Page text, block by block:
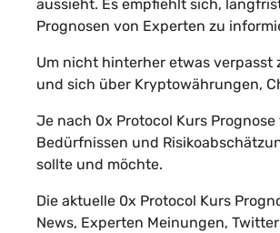
aussieht. Es empfiehlt sich,
Prognosen von Experten zu
Um nicht hinterher etwas verpasst
und sich über Kryptowährungen,
Je nach 0x Protocol Kurs
Bedürfnissen und
sollte und möchte.
Die aktuelle 0x Protocol Kurs
News, Experten Meinungen,